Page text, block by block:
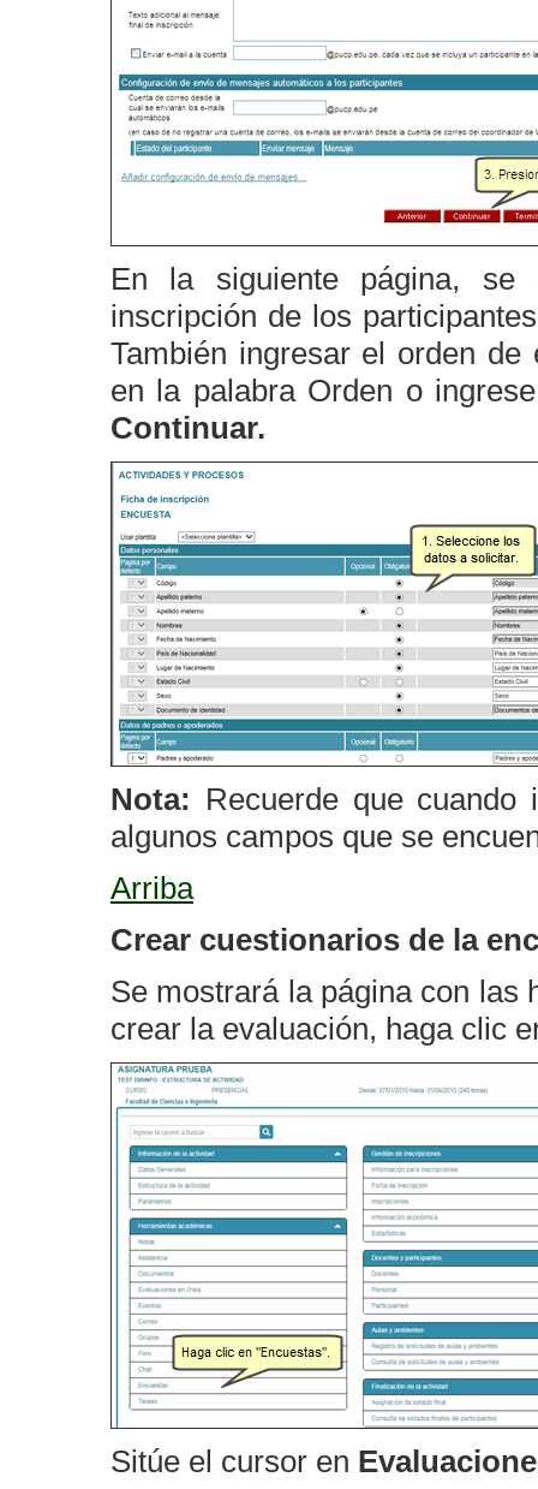
En la siguiente página,
inscripción de los
También ingresar el orden
en la palabra Orden o
Continuar.
Nota: Recuerde que
algunos campos que se
Arriba
Crear cuestionarios de la
Se mostrará la página con las
crear la evaluación, haga clic
Sitúe el cursor en